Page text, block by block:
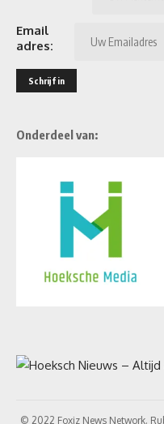
Email
adres:
Onderdeel van:
© 2022 Foxiz News Network.